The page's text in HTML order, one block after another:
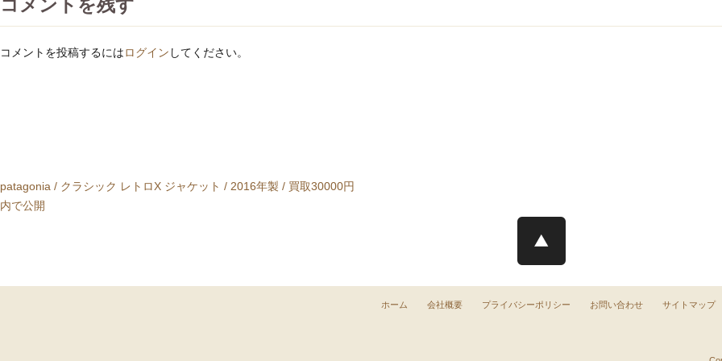
コメントを投稿するにはログイン してください。
投
稿
ー
patagonia / クラシック レトロX ジャケット / 2016年製 / 買取30000円
内で公開
ホーム 会社概要 プライバシーポリシー お問い合わせ サイトマップ